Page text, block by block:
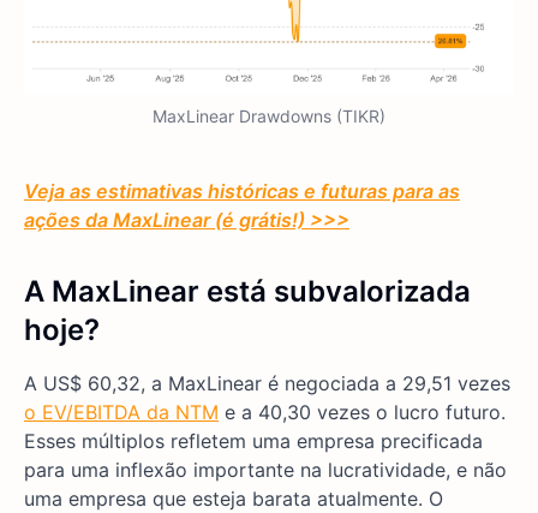
MaxLinear Drawdowns (TIKR)
Veja as estimativas históricas e futuras para as
ações da MaxLinear (é grátis!) >>>
A MaxLinear está subvalorizada
hoje?
A US$ 60,32, a MaxLinear é negociada a 29,51 vezes
o EV/EBITDA da NTM e a 40,30 vezes o lucro futuro.
Esses múltiplos refletem uma empresa precificada
para uma inflexão importante na lucratividade, e não
uma empresa que esteja barata atualmente. O